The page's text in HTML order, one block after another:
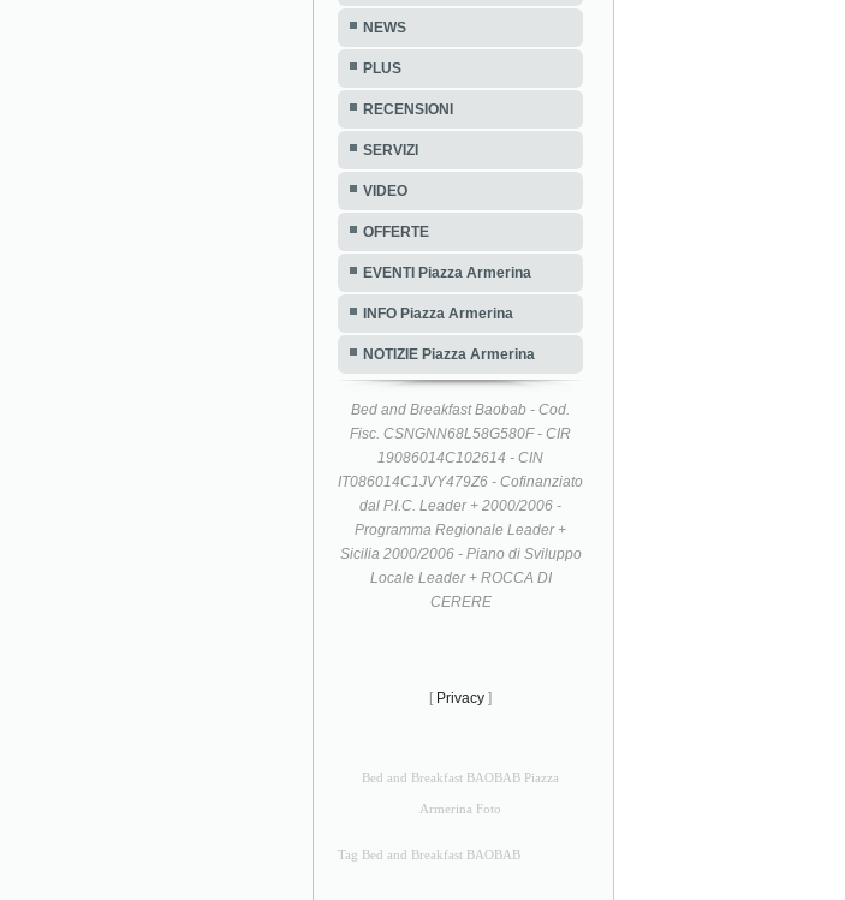
NEWS
PLUS
RECENSIONI
SERVIZI
VIDEO
OFFERTE
EVENTI Piazza Armerina
INFO Piazza Armerina
NOTIZIE Piazza Armerina
Bed and Breakfast Baobab - Cod.
Fisc. CSNGNN68L58G580F - CIR
19086014C102614 - CIN
IT086014C1JVY479Z6 - Cofinanziato
dal P.I.C. Leader + 2000/2006 -
Programma Regionale Leader +
Sicilia 2000/2006 - Piano di Sviluppo
Locale Leader + ROCCA DI
CERERE
[ Privacy ]
Bed and Breakfast BAOBAB Piazza
Armerina Foto
Tag Bed and Breakfast BAOBAB